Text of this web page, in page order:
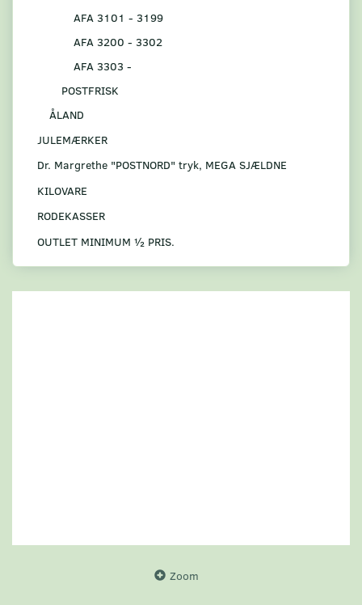
AFA 3101 - 3199
AFA 3200 - 3302
AFA 3303 -
POSTFRISK
ÅLAND
JULEMÆRKER
Dr. Margrethe "POSTNORD" tryk, MEGA SJÆLDNE
KILOVARE
RODEKASSER
OUTLET MINIMUM ½ PRIS.
Zoom